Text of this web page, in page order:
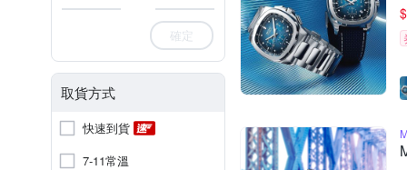
確定
取貨方式
快速到貨
7-11常溫
$